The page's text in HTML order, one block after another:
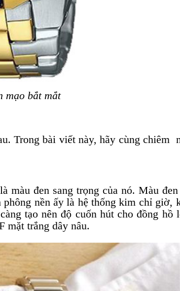
mạo bắt mắt
Trong bài viết này, hãy cùng chiêm
màu đen sang trọng của nó. Màu
nền ấy là hệ thống kim chỉ giờ,
tạo nên độ cuốn hút cho đồng
mặt trắng dây nâu.